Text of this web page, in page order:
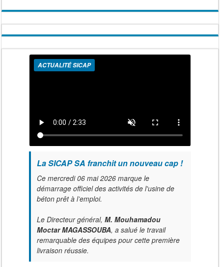
ACTUALITÉ SICAP
La SICAP SA franchit un nouveau cap !
Ce mercredi 06 mai 2026 marque le
démarrage officiel des activités de l'usine de
béton prêt à l’emploi.
Le Directeur général, M. Mouhamadou
Moctar MAGASSOUBA, a salué le travail
remarquable des équipes pour cette première
livraison réussie.